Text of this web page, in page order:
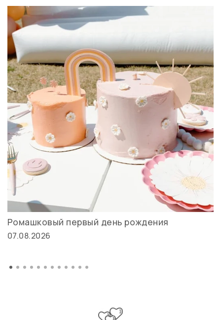
Ромашковый первый день рождения
07.08.2026